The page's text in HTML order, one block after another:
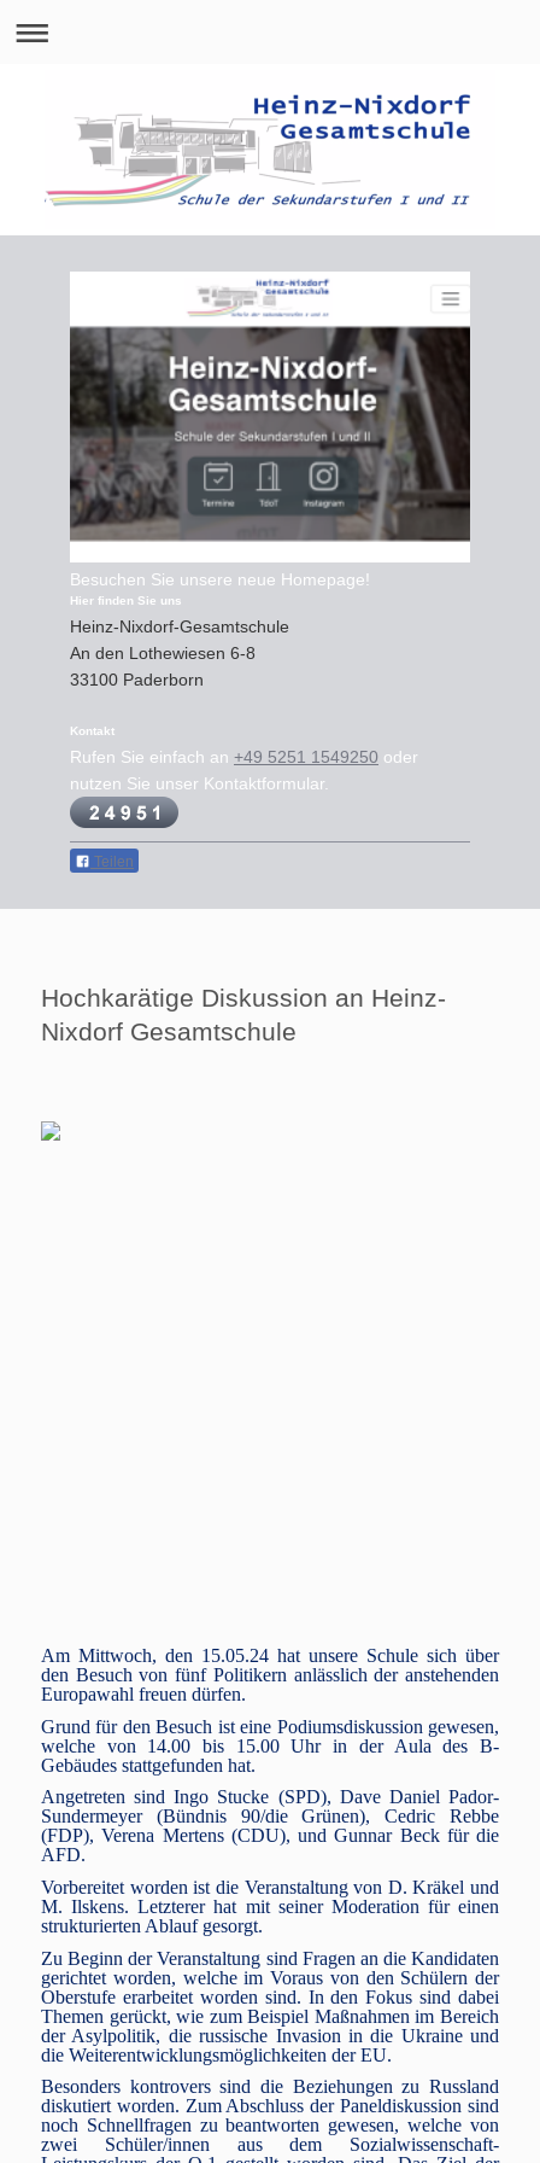
Besuchen Sie unsere neue Homepage!
Hier finden Sie uns
Heinz-Nixdorf-Gesamtschule
An den Lothewiesen 6-8
33100 Paderborn
Kontakt
Rufen Sie einfach an +49 5251 1549250 oder
nutzen Sie unser Kontaktformular.
Teilen
Hochkarätige Diskussion an Heinz-
Nixdorf Gesamtschule
Am Mittwoch, den 15.05.24 hat unsere Schule sich über
den Besuch von fünf Politikern anlässlich der anstehenden
Europawahl freuen dürfen.
Grund für den Besuch ist eine Podiumsdiskussion gewesen,
welche von 14.00 bis 15.00 Uhr in der Aula des B-
Gebäudes stattgefunden hat.
Angetreten sind Ingo Stucke (SPD), Dave Daniel Pador-
Sundermeyer (Bündnis 90/die Grünen), Cedric Rebbe
(FDP), Verena Mertens (CDU), und Gunnar Beck für die
AFD.
Vorbereitet worden ist die Veranstaltung von D. Kräkel und
M. Ilskens. Letzterer hat mit seiner Moderation für einen
strukturierten Ablauf gesorgt.
Zu Beginn der Veranstaltung sind Fragen an die Kandidaten
gerichtet worden, welche im Voraus von den Schülern der
Oberstufe erarbeitet worden sind. In den Fokus sind dabei
Themen gerückt, wie zum Beispiel Maßnahmen im Bereich
der Asylpolitik, die russische Invasion in die Ukraine und
die Weiterentwicklungsmöglichkeiten der EU.
Besonders kontrovers sind die Beziehungen zu Russland
diskutiert worden. Zum Abschluss der Paneldiskussion sind
noch Schnellfragen zu beantworten gewesen, welche von
zwei Schüler/innen aus dem Sozialwissenschaft-